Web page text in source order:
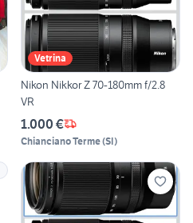
Vetrina
Nikon Nikkor Z 70-180mm f/2.8
VR
1.000 €
Chianciano Terme(SI)